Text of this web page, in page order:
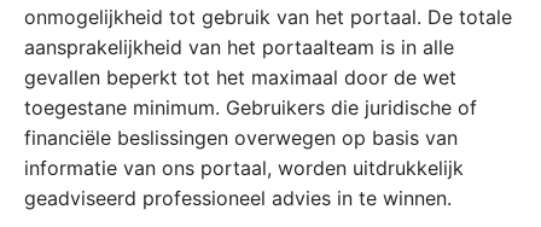
onmogelijkheid tot gebruik van het portaal. De totale
aansprakelijkheid van het portaalteam is in alle
gevallen beperkt tot het maximaal door de wet
toegestane minimum. Gebruikers die juridische of
financiële beslissingen overwegen op basis van
informatie van ons portaal, worden uitdrukkelijk
geadviseerd professioneel advies in te winnen.